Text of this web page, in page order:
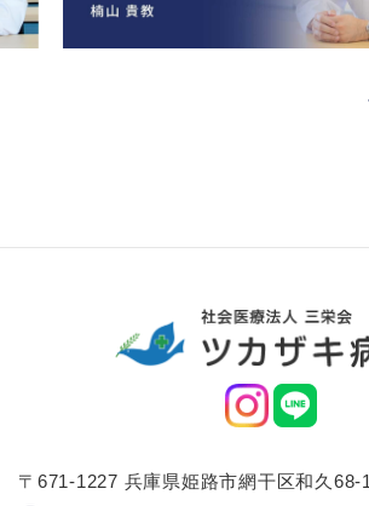
〒671-1227 兵庫県姫路市網干区和久68-1